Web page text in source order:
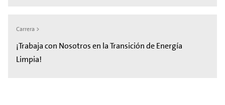
Carrera >
¡Trabaja con Nosotros en la Transición de Energía
Limpia!